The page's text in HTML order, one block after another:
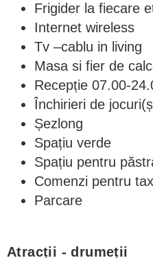
Frigider la fiecare
Internet wireless
Tv –cablu in living
Masa si fier de
Recepție 07.00-
Închirieri de
Șezlong
Spațiu verde
Spațiu pentru
Comenzi pentru
Parcare
Atracții - drumeții